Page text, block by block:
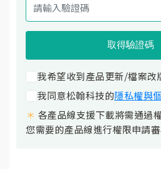
取得驗證碼
我希望收到產品更新/檔案改
我同意松翰科技的隱私權與
＊ 各產品線支援下載將需通過
您需要的產品線進行權限申請審